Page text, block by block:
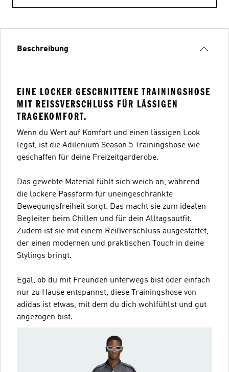
Beschreibung
EINE LOCKER GESCHNITTENE TRAININGSHOSE
MIT REISSVERSCHLUSS FÜR LÄSSIGEN T
RAGEKOMFORT.
Wenn du Wert auf Komfort und einen lässigen Look
legst, ist die Adilenium Season 5 Trainingshose wie
geschaffen für deine Freizeitgarderobe.
Das gewebte Material fühlt sich weich an, während
die lockere Passform für uneingeschränkte
Bewegungsfreiheit sorgt. Das macht sie zum idealen
Begleiter beim Chillen und für dein Alltagsoutfit.
Zudem ist sie mit einem Reißverschluss ausgestattet,
der einen modernen und praktischen Touch in deine
Stylings bringt.
Egal, ob du mit Freunden unterwegs bist oder einfach
nur zu Hause entspannst, diese Trainingshose von
adidas ist etwas, mit dem du dich wohlfühlst und gut
angezogen bist.